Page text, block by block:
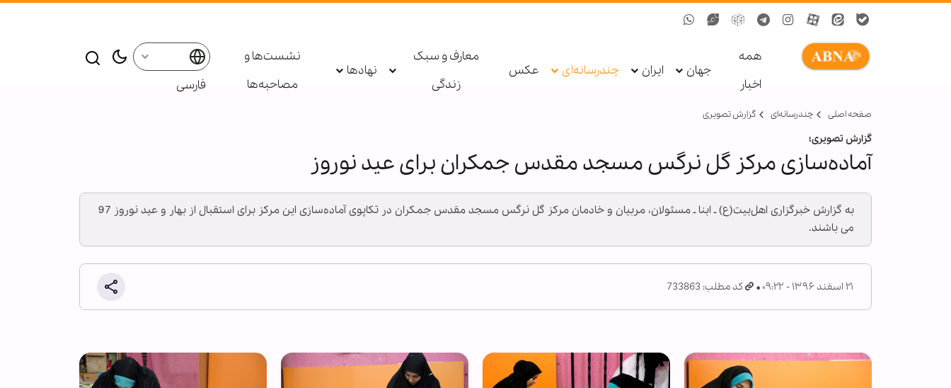
همه
اخبار
جهان ایران چندرسانه‌ای عکس
معارف و سبک
زندگی
نهادها
نشست‌ها و
مصاحبه‌ها
فارسی
صفحه اصلی چندرسانه‌ای گزارش تصويری
گزارش تصویری؛
آماده‌سازی مرکز گل نرگس مسجد مقدس جمکران برای عید نوروز
به گزارش خبرگزاری اهل‌بیت(ع) ـ ابنا ـ مسئولان، مربیان و خادمان مرکز گل نرگس مسجد مقدس جمکران در تکاپوی آماده‌سازی این مرکز برای استقبال از بهار و عید نوروز 97
می باشند.
۲۱ اسفند ۱۳۹۶ - ۰۹:۲۲ کد مطلب: 733863